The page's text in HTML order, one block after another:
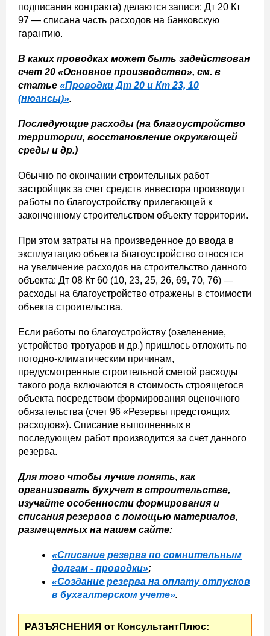
подписания контракта) делаются записи: Дт 20 Кт
97 — списана часть расходов на банковскую
гарантию.
В каких проводках может быть задействован
счет 20 «Основное производство», см. в
статье «Проводки Дт 20 и Кт 23, 10
(нюансы)».
Последующие расходы (на благоустройство
территории, восстановление окружающей
среды и др.)
Обычно по окончании строительных работ
застройщик за счет средств инвестора производит
работы по благоустройству прилегающей к
законченному строительством объекту территории.
При этом затраты на произведенное до ввода в
эксплуатацию объекта благоустройство относятся
на увеличение расходов на строительство данного
объекта: Дт 08 Кт 60 (10, 23, 25, 26, 69, 70, 76) —
расходы на благоустройство отражены в стоимости
объекта строительства.
Если работы по благоустройству (озеленение,
устройство тротуаров и др.) пришлось отложить по
погодно-климатическим причинам,
предусмотренные строительной сметой расходы
такого рода включаются в стоимость строящегося
объекта посредством формирования оценочного
обязательства (счет 96 «Резервы предстоящих
расходов»). Списание выполненных в
последующем работ производится за счет данного
резерва.
Для того чтобы лучше понять, как
организовать бухучет в строительстве,
изучайте особенности формирования и
списания резервов с помощью материалов,
размещенных на нашем сайте:
«Списание резерва по сомнительным
долгам - проводки»;
«Создание резерва на оплату отпусков
в бухгалтерском учете».
РАЗЪЯСНЕНИЯ от КонсультантПлюс: